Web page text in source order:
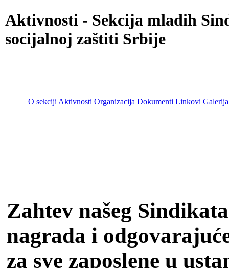
Aktivnosti - Sekcija mladih
socijalnoj zaštiti Srbije
O sekcijiAktivnosti Organizacija Dokumenti Linkovi Galerija
Zahtev našeg
nagrada i
za sve zaposlene u